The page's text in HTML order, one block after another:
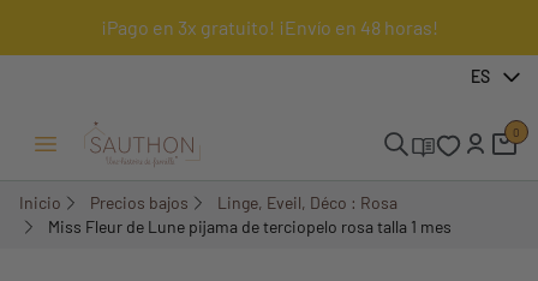
¡Pago en 3x gratuito! ¡Envío en 48 horas!
ES
Menú Abrir/Cerrar
0
Inicio Precios bajos
Linge, Eveil, Déco : Rosa
Miss Fleur de Lune pijama de terciopelo rosa talla 1 mes